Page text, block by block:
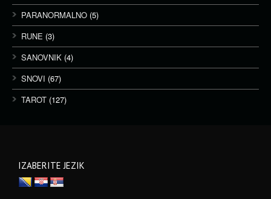
PARANORMALNO (5)
RUNE (3)
SANOVNIK (4)
SNOVI (67)
TAROT (127)
IZABERITE JEZIK